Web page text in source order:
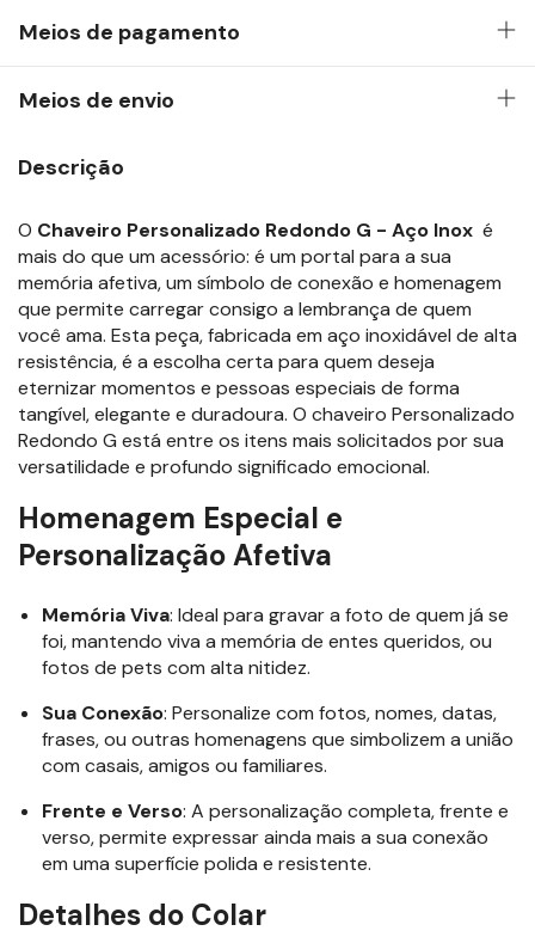
Meios de pagamento
Meios de envio
Descrição
O Chaveiro Personalizado Redondo G - Aço Inox é
mais do que um acessório: é um portal para a sua
memória afetiva, um símbolo de conexão e homenagem
que permite carregar consigo a lembrança de quem
você ama. Esta peça, fabricada em aço inoxidável de alta
resistência, é a escolha certa para quem deseja
eternizar momentos e pessoas especiais de forma
tangível, elegante e duradoura. O chaveiro Personalizado
Redondo G está entre os itens mais solicitados por sua
versatilidade e profundo significado emocional.
Homenagem Especial e
Personalização Afetiva
Memória Viva: Ideal para gravar a foto de quem já se
foi, mantendo viva a memória de entes queridos, ou
fotos de pets com alta nitidez.
Sua Conexão: Personalize com fotos, nomes, datas,
frases, ou outras homenagens que simbolizem a união
com casais, amigos ou familiares.
Frente e Verso: A personalização completa, frente e
verso, permite expressar ainda mais a sua conexão
em uma superfície polida e resistente.
Detalhes do Colar